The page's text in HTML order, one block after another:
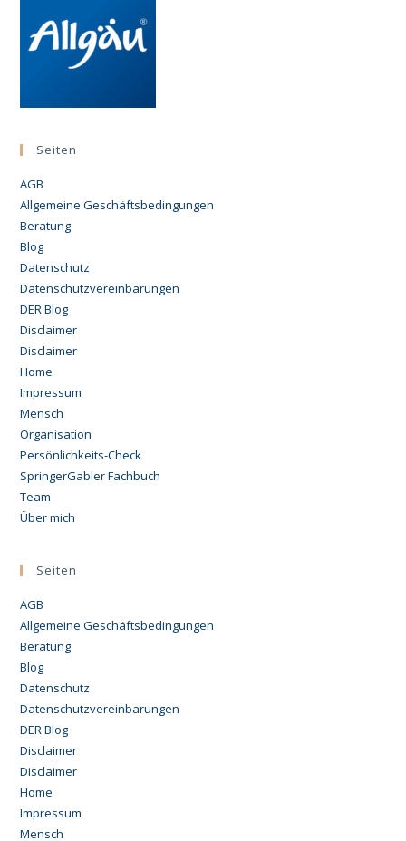
Seiten
AGB
Allgemeine Geschäftsbedingungen
Beratung
Blog
Datenschutz
Datenschutzvereinbarungen
DER Blog
Disclaimer
Disclaimer
Home
Impressum
Mensch
Organisation
Persönlichkeits-Check
SpringerGabler Fachbuch
Team
Über mich
Seiten
AGB
Allgemeine Geschäftsbedingungen
Beratung
Blog
Datenschutz
Datenschutzvereinbarungen
DER Blog
Disclaimer
Disclaimer
Home
Impressum
Mensch